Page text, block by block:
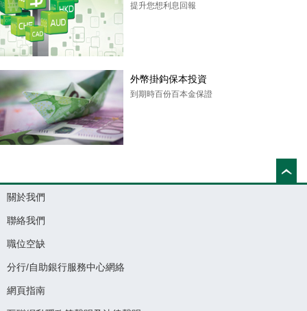
提升您想利息回報
外幣掛鈎保本投資
到期時百份百本金保證
關於我們
聯絡我們
職位空缺
分行/自助銀行服務中心網絡
網頁指南